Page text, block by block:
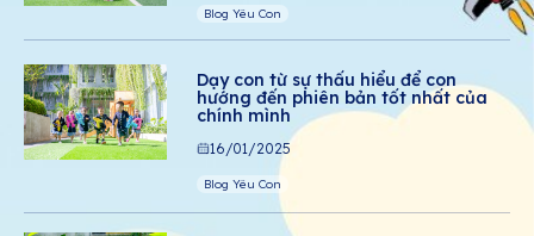
Blog Yêu Con
Dạy con từ sự thấu hiểu để con
hướng đến phiên bản tốt nhất của
chính mình
16/01/2025
Blog Yêu Con